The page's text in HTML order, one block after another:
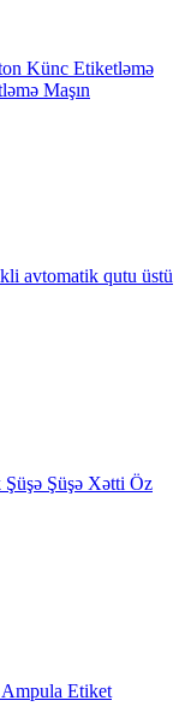
Künc Etiketləmə
Maşın
avtomatik qutu üstü
Şüşə Xətti Öz
Etiket